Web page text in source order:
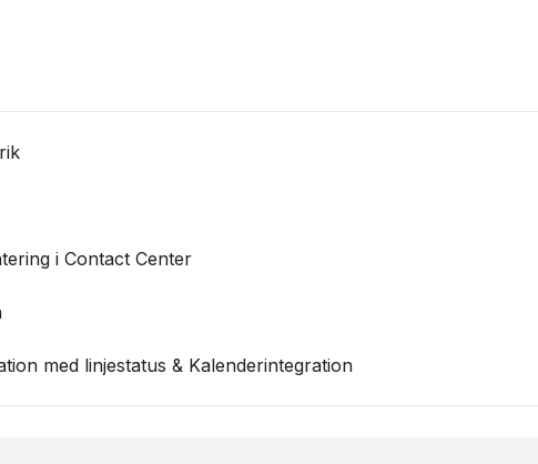
i Contact Center
med linjestatus & Kalenderintegration